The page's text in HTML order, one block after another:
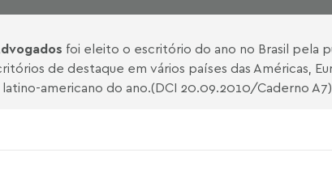
foi eleito o escritório do ano no Brasil pela
de destaque em vários países das Américas,
americano do ano.(DCI 20.09.2010/Caderno